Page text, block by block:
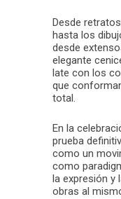
Desde
hasta los
desde
elegante
late con los
que
total.
En la
prueba
como un
como
la expresión y
obras al